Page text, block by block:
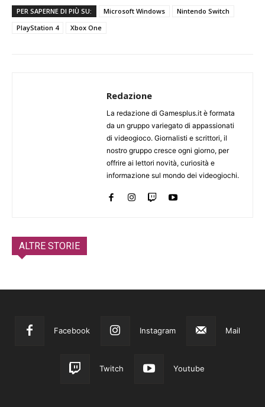
PER SAPERNE DI PIÙ SU: Microsoft Windows
Nintendo Switch
PlayStation 4
Xbox One
Redazione
La redazione di Gamesplus.it è formata
da un gruppo variegato di appassionati
di videogioco. Giornalisti e scrittori, il
nostro gruppo cresce ogni giorno, per
offrire ai lettori novità, curiosità e
informazione sul mondo dei videogiochi.
ALTRE STORIE
Facebook Instagram Mail
Twitch Youtube